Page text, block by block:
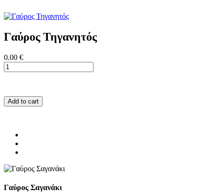
Γαύρος Τηγανητός
0.00 €
Add to cart
Γαύρος Σαγανάκι